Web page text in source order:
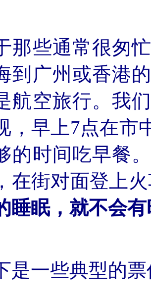
那些通常很匆
到广州或香港
航空旅行。我
，早上7点在市
的时间吃早餐
在街对面登上
睡眠，就不会有
是一些典型的